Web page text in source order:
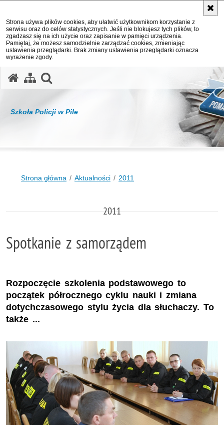
Strona używa plików cookies, aby ułatwić użytkownikom korzystanie z
serwisu oraz do celów statystycznych. Jeśli nie blokujesz tych plików, to
zgadzasz się na ich użycie oraz zapisanie w pamięci urządzenia.
Pamiętaj, że możesz samodzielnie zarządzać cookies, zmieniając
ustawienia przeglądarki. Brak zmiany ustawienia przeglądarki oznacza
wyrażenie zgody.
Szkoła Policji w Pile
Strona główna Aktualności 2011
2011
Spotkanie z samorządem
Rozpoczęcie szkolenia podstawowego to
początek półrocznego cyklu nauki i zmiana
dotychczasowego stylu życia dla słuchaczy. To
także ...